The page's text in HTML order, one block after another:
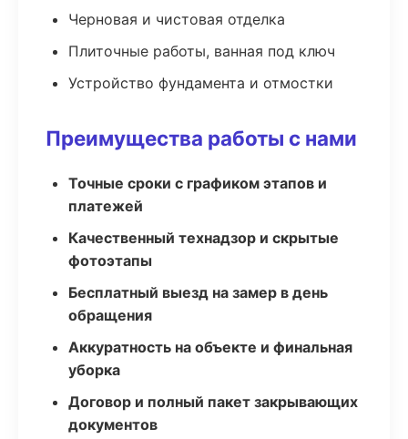
Черновая и чистовая отделка
Плиточные работы, ванная под ключ
Устройство фундамента и отмостки
Преимущества работы с нами
Точные сроки с графиком этапов и
платежей
Качественный технадзор и скрытые
фотоэтапы
Бесплатный выезд на замер в день
обращения
Аккуратность на объекте и финальная
уборка
Договор и полный пакет закрывающих
документов